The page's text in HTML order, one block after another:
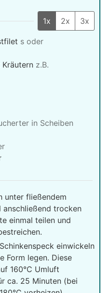
1x 2x 3x
s oder
Kräutern z.B.
in Scheiben
unter fließendem
anschließend trocken
einmal teilen und
einwickeln
Form legen. Diese
160°C Umluft
ca. 25 Minuten (bei